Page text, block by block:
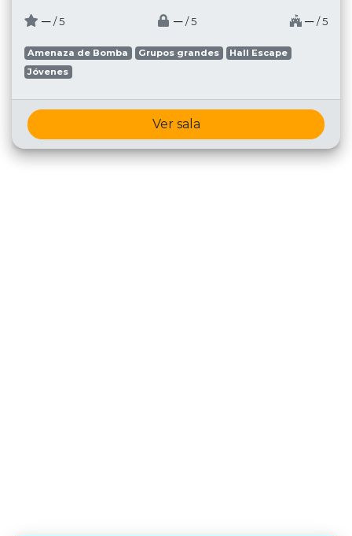
─ / 5 ─ / 5 ─ / 5
Amenaza de Bomba Grupos grandes
Hall Escape
Jóvenes
Ver sala